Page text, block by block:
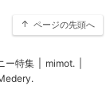
ページの先頭へ
ー特集 mimot.